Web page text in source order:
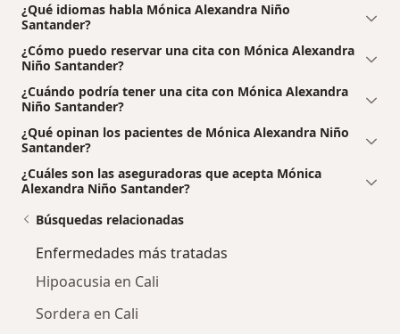
¿Qué idiomas habla Mónica Alexandra Niño
Santander?
¿Cómo puedo reservar una cita con Mónica Alexandra
Niño Santander?
¿Cuándo podría tener una cita con Mónica Alexandra
Niño Santander?
¿Qué opinan los pacientes de Mónica Alexandra Niño
Santander?
¿Cuáles son las aseguradoras que acepta Mónica
Alexandra Niño Santander?
Búsquedas relacionadas
Enfermedades más tratadas
Hipoacusia en Cali
Sordera en Cali